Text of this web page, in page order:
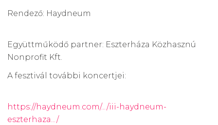
Rendező: Haydneum
Együttműködő partner: Eszterháza Közhasznú
Nonprofit Kft.
A fesztivál további koncertjei:
https://haydneum.com/.../iii-haydneum-
eszterhaza.../